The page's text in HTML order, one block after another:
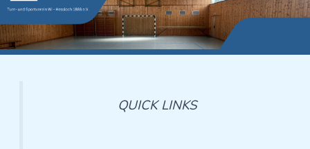
QUICK LINKS